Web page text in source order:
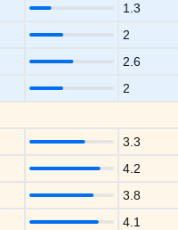
1.3
2
2.6
2
3.3
4.2
3.8
4.1